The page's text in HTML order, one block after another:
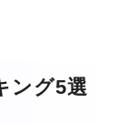
ング5選